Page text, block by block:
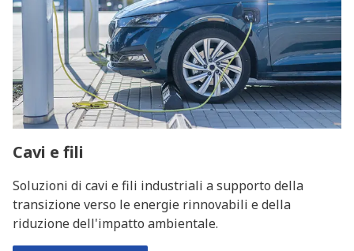
Cavi e fili
Soluzioni di cavi e fili industriali a supporto della
transizione verso le energie rinnovabili e della
riduzione dell'impatto ambientale.